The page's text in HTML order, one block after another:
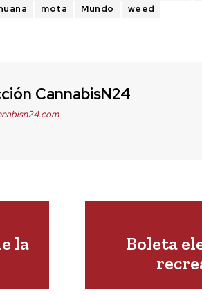
mota Mundo weed
CannabisN24
la
Boleta